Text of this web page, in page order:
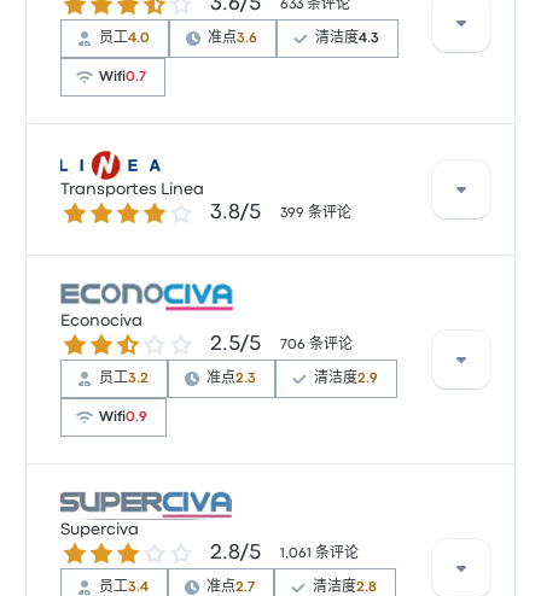
3.6 / 5 星 3.6/5 633 条评论
员工4.0 准点3.6 清洁度4.3
Wifi0.7
根据 633 条评论，该公司在 Busbud 上被评为 3.6 颗星。
旅客对 出发地点 和 清洁度 特别满意，但对 无线上网 经
常有所抱怨。 Excluciva 在此路线提供的票价为 ¥110 起
Transportes Linea
3.8 / 5 星 3.8/5 399 条评论
根据 399 条评论，Transportes Linea 提供的本行程被评
为 3.8 颗星。此路线的 Transportes Linea 最低票价为
¥99 ，平均车程为 7小时 。
Econociva
2.5 / 5 星 2.5/5 706 条评论
员工3.2 准点2.3 清洁度2.9
Wifi0.9
根据 706 条评论，该公司在 Busbud 上被评为 2.5 颗
星。旅客对 出发地点 和 车票资源 特别满意，但对 无线
上网 经常有所抱怨。 Econociva 在此路线提供的票价为
¥86 起
Superciva
2.8 / 5 星 2.8/5 1,061 条评论
员工3.4 准点2.7 清洁度2.8